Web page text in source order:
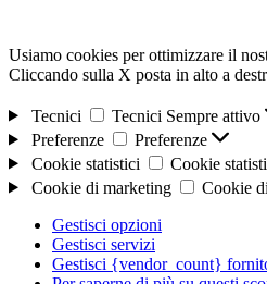
Usiamo cookies per ottimizzare il
Cliccando sulla X posta in alto a
Tecnici Tecnici Sempre attivo
Preferenze
Preferenze
Cookie statistici
Cookie
Cookie di marketing
Cookie
Gestisci opzioni
Gestisci servizi
Gestisci {vendor_count}